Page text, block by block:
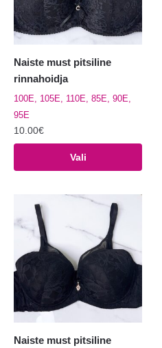
tootelehel.
Naiste must pitsiline
rinnahoidja
100E, 105E, 110E, 85E, 90E,
95E
10.00€
Vali
tootel
varianti.
Valikuid
saab
teha
tootelehel.
Naiste must pitsiline